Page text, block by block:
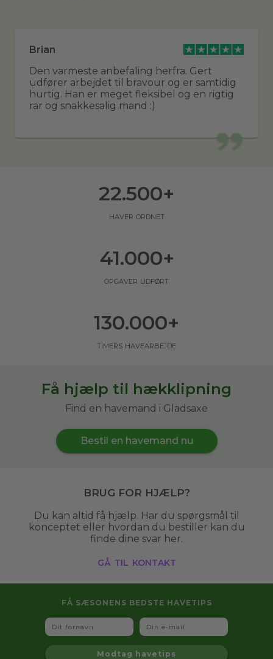
Brian
Den varmeste anbefaling herfra. Gert
udfører arbejdet til bravour og er samtidig
hurtig. Han er meget fleksibel og en rigtig
rar og snakkesalig mand :)
haver ordnet
22.500+
opgaver udført
41.000+
timers havearbejde
130.000+
Få hjælp til hækklipning
Find en havemand i Gladsaxe
Bestil en havemand nu
Brug for hjælp?
Du kan altid få hjælp. Har du spørgsmål til
konceptet eller hvordan du bestiller kan du
finde dine svar her.
gå til kontakt
FÅ SÆSONENS BEDSTE HAVETIPS
Fornavn Email
Modtag havetips